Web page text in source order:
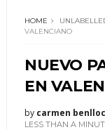
HOME
VALENCIANO
NUEVO
EN
by carmen
LESS THAN A